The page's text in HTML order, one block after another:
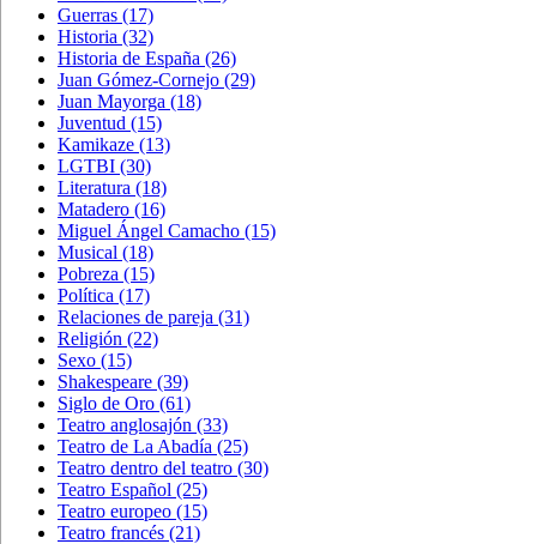
Guerras (17)
Historia (32)
Historia de España (26)
Juan Gómez-Cornejo (29)
Juan Mayorga (18)
Juventud (15)
Kamikaze (13)
LGTBI (30)
Literatura (18)
Matadero (16)
Miguel Ángel Camacho (15)
Musical (18)
Pobreza (15)
Política (17)
Relaciones de pareja (31)
Religión (22)
Sexo (15)
Shakespeare (39)
Siglo de Oro (61)
Teatro anglosajón (33)
Teatro de La Abadía (25)
Teatro dentro del teatro (30)
Teatro Español (25)
Teatro europeo (15)
Teatro francés (21)